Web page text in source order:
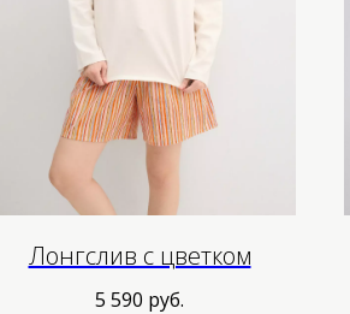
Лонгслив с цветком
5 590 руб.